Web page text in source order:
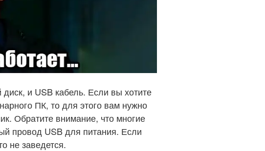
и USB кабель. Если вы хотите
ПК, то для этого вам нужно
Обратите внимание, что многие
провод USB для питания. Если
не заведется.